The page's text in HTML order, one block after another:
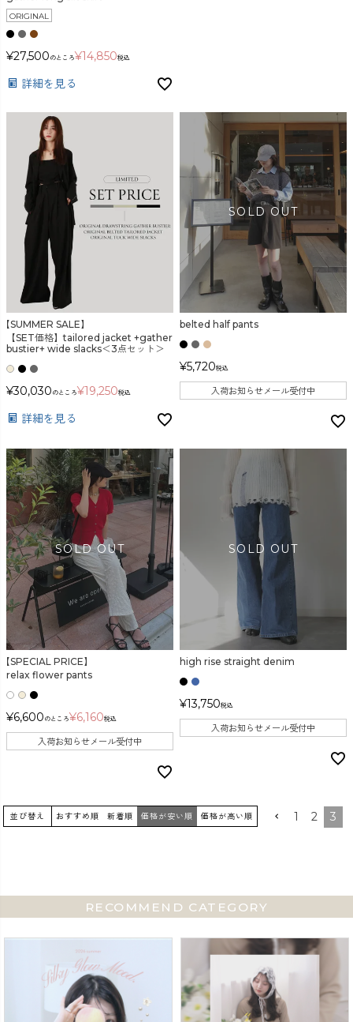
ORIGINAL
¥27,500 のところ¥14,850税込
詳細を見る
【SUMMER SALE】
【SET価格】tailored jacket +gather
bustier+ wide slacks＜3点セット＞
¥30,030 のところ¥19,250税込
詳細を見る
belted half pants
¥5,720税込
入荷お知らせメール受付中
【SPECIAL PRICE】
relax flower pants
¥6,600 のところ¥6,160税込
入荷お知らせメール受付中
high rise straight denim
¥13,750税込
入荷お知らせメール受付中
並び替え おすすめ順 新着順 価格が安い順 価格が高い順 1 2 3
RECOMMEND CATEGORY